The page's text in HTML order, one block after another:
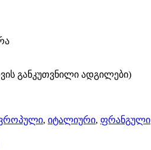
განკუთვნილი ადგილები)
, იტალიური, ფრანგული